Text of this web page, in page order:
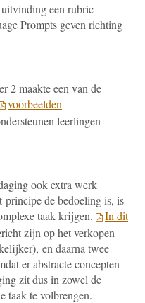
een rubric
Prompts geven richting
2 maakte een van de
voorbeelden
leerlingen
ook extra werk
principe de bedoeling is, is
taak krijgen.
In dit
zijn op het verkopen
en daarna twee
er abstracte concepten
zit dus in zowel de
taak te volbrengen.